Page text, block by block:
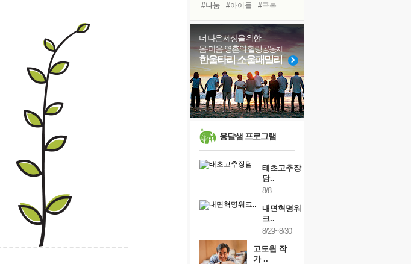
꿈이 실제가 되는 것
'말 타는 법'을 먼저
졸업식 사진을 보며
아픈 아버지를 위한 공간 설계
극심한 변비, 어깨결림, 수면 장애
보고 싶은 어머니
유년 시절의 부산 영도 바다
못된 꼰대들
거울 속의 나
#나눔
#아이들
#극복
#바이러스
#건강
#독서
#삶
#명상
#링컨학교
#면역력
#희망
#사람
#위기
#독서캠프 #도움
더 나은 세상을 위한
몸·마음·영혼의 힐링공동체
한울타리 소울패밀리
옹달샘 프로그램
태초고추장
담..
8/8
내면혁명워
크..
8/29~8/30
고도원 작
가 ..